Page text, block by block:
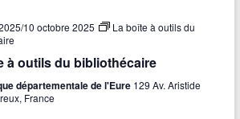
s
v
/10 octobre 2025
La boîte à outils du
à outils du bibliothécaire
départementale de l'Eure 129 Av. Aristide
France